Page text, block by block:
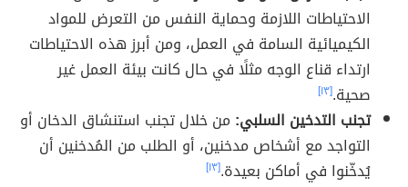
الاحتياطات اللازمة وحماية النفس من التعرض للمواد
الكيميائية السامة في العمل، ومن أبرز هذه الاحتياطات
ارتداء قناع الوجه مثلًا في حال كانت بيئة العمل غير
صحية.[١٣]
تجنب التدخين السلبي: من خلال تجنب استنشاق الدخان أو
التواجد مع أشخاص مدخنين، أو الطلب من المُدخنين أن
يُدخّنوا في أماكن بعيدة.[١٣]